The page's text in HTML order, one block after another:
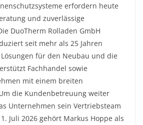
erfordern heute
und zuverlässige
DuoTherm Rolladen GmbH
seit mehr als 25 Jahren
für den Neubau und die
Fachhandel sowie
mit einem breiten
die Kundenbetreuung weiter
Unternehmen sein Vertriebsteam
Juli 2026 gehört Markus Hoppe als